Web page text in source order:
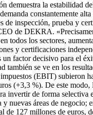
demuestra la estabilidad
constantemente alta
de inspección, prueba y
de DEKRA.
todos los sectores,
y certificaciones
un factor decisivo para el
también se ve en los
(EBIT) subieron
(+3,3 %). De este
invertir de forma selectiva
y nuevas áreas de negocio;
de 127 millones de euros,